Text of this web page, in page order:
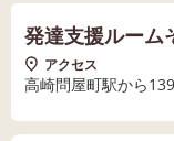
発達支援ルーム
アクセス
高崎問屋町駅から